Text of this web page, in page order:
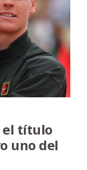
el título
uno del